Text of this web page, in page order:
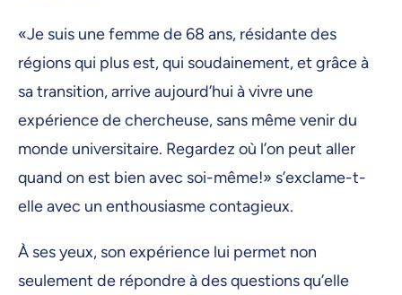
«Je suis une femme de 68 ans, résidante des
régions qui plus est, qui soudainement, et grâce à
sa transition, arrive aujourd’hui à vivre une
expérience de chercheuse, sans même venir du
monde universitaire. Regardez où l’on peut aller
quand on est bien avec soi-même!» s’exclame-t-
elle avec un enthousiasme contagieux.
À ses yeux, son expérience lui permet non
seulement de répondre à des questions qu’elle